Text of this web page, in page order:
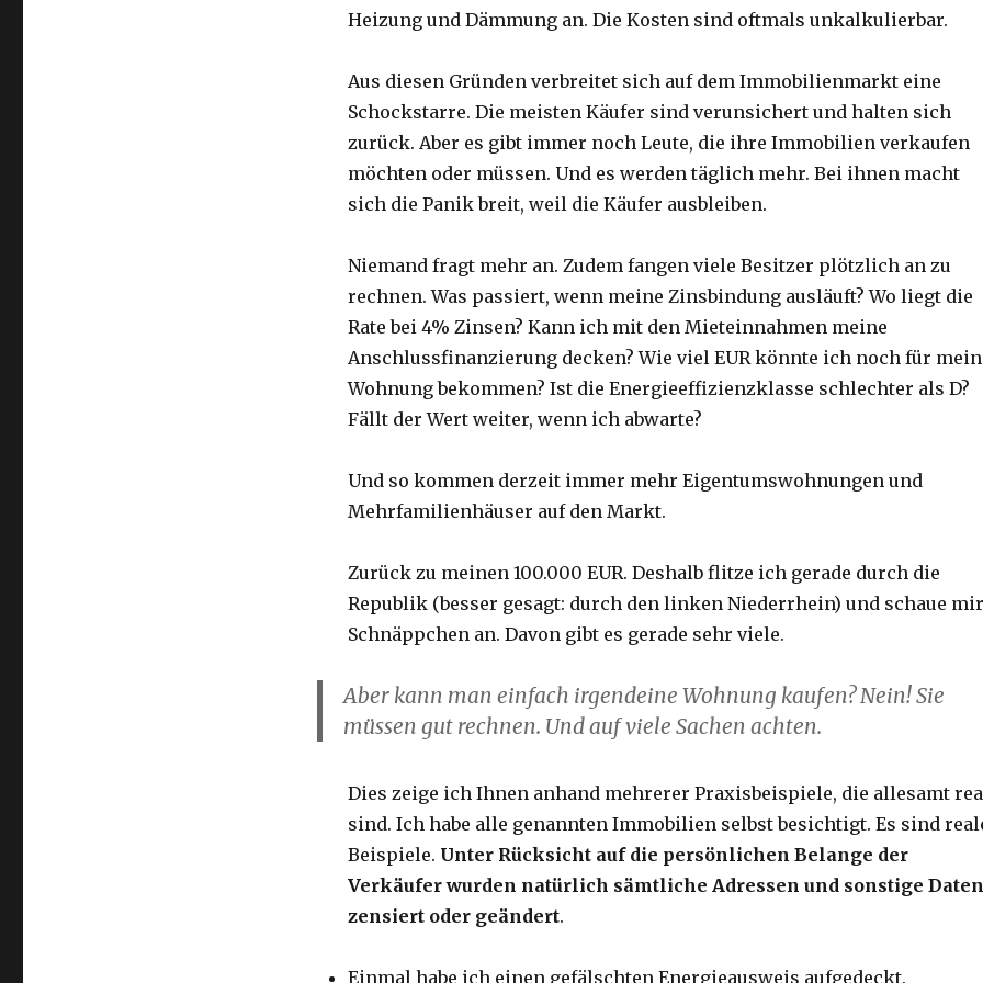
Heizung und Dämmung an. Die Kosten sind oftmals unkalkulierbar.
Aus diesen Gründen verbreitet sich auf dem Immobilienmarkt eine
Schockstarre. Die meisten Käufer sind verunsichert und halten sich
zurück. Aber es gibt immer noch Leute, die ihre Immobilien verkaufen
möchten oder müssen. Und es werden täglich mehr. Bei ihnen macht
sich die Panik breit, weil die Käufer ausbleiben.
Niemand fragt mehr an. Zudem fangen viele Besitzer plötzlich an zu
rechnen. Was passiert, wenn meine Zinsbindung ausläuft? Wo liegt die
Rate bei 4% Zinsen? Kann ich mit den Mieteinnahmen meine
Anschlussfinanzierung decken? Wie viel EUR könnte ich noch für
Wohnung bekommen? Ist die Energieeffizienzklasse schlechter als D?
Fällt der Wert weiter, wenn ich abwarte?
Und so kommen derzeit immer mehr Eigentumswohnungen und
Mehrfamilienhäuser auf den Markt.
Zurück zu meinen 100.000 EUR. Deshalb flitze ich gerade durch die
Republik (besser gesagt: durch den linken Niederrhein) und schaue mir
Schnäppchen an. Davon gibt es gerade sehr viele.
Aber kann man einfach irgendeine Wohnung kaufen? Nein! Sie
müssen gut rechnen. Und auf viele Sachen achten.
Dies zeige ich Ihnen anhand mehrerer Praxisbeispiele, die allesamt
sind. Ich habe alle genannten Immobilien selbst besichtigt. Es sind
Beispiele. Unter Rücksicht auf die persönlichen Belange der
Verkäufer wurden natürlich sämtliche Adressen und sonstige Daten
zensiert oder geändert.
Einmal habe ich einen gefälschten Energieausweis aufgedeckt.